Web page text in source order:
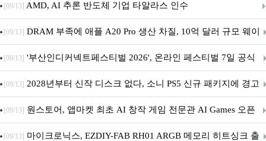
[09/13] AMD, AI 추론 반도체 기업 타알라스 인수
[09/13] DRAM 부족에 애플 A20 Pro 생산 차질, 10억 달러 규모 웨이
퍼 대기
[09/13] '부산인디커넥트페스티벌 2026', 온라인 페스티벌 7일 공식
개막... 22일간 진행
[09/13] 2028년부터 신작 디스크 없다, 소니 PS5 신규 패키지에 경고
문 추가
[09/13] 원스토어, 앱마켓 최초 AI 창작 게임 전문관 AI Games 오픈
[09/13] 마이크로닉스, EZDIY-FAB RH01 ARGB 메모리 히트싱크 출